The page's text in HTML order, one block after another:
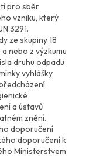
pro sběr
vzniku, který
3291.
ze skupiny 18
nebo z výzkumu
druhu odpadu
vyhlášky
a ústavů
znění.
doporučení
doporučení k
Ministerstvem